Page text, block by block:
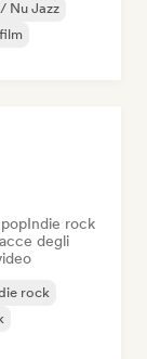
Nu Jazz
Indie rock
degli
rock